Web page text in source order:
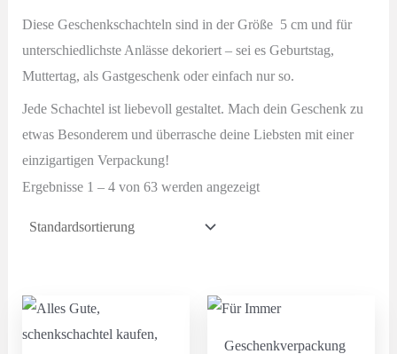
Diese Geschenkschachteln sind in der Größe 5 cm und für
unterschiedlichste Anlässe dekoriert – sei es Geburtstag,
Muttertag, als Gastgeschenk oder einfach nur so.
Jede Schachtel ist liebevoll gestaltet. Mach dein Geschenk zu
etwas Besonderem und überrasche deine Liebsten mit einer
einzigartigen Verpackung!
Ergebnisse 1 – 4 von 63 werden angezeigt
Geschenkverpackung